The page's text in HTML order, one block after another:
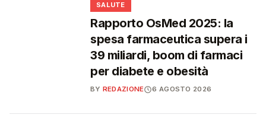
SALUTE
Rapporto OsMed 2025: la
spesa farmaceutica supera i
39 miliardi, boom di farmaci
per diabete e obesità
BY REDAZIONE 6 AGOSTO 2026